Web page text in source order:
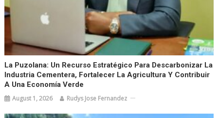
La Puzolana: Un Recurso Estratégico Para Descarbonizar La
Industria Cementera, Fortalecer La Agricultura Y Contribuir
A Una Economía Verde
August 1, 2026 Rudys Jose Fernandez